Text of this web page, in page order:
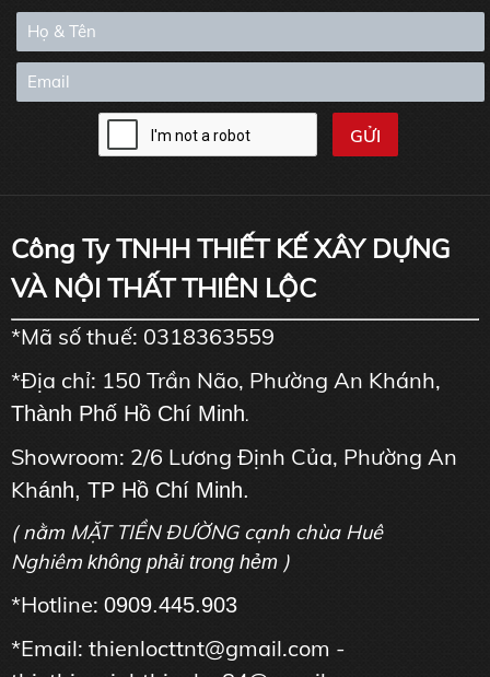
Công Ty TNHH THIẾT KẾ XÂY DỰNG
VÀ NỘI THẤT THIÊN LỘC
*Mã số thuế: 0318363559
*Địa chỉ: 150 Trần Não, Phường An Khánh,
Thành Phố Hồ Chí Minh.
Showroom: 2/6 Lương Định Của, Phường An
Khánh, TP Hồ Chí Minh.
( nằm MẶT TIỀN ĐƯỜNG cạnh chùa Huê
Nghiêm không phải trong hẻm )
*Hotline: 0909.445.903
*Email: thienlocttnt@gmail.com -